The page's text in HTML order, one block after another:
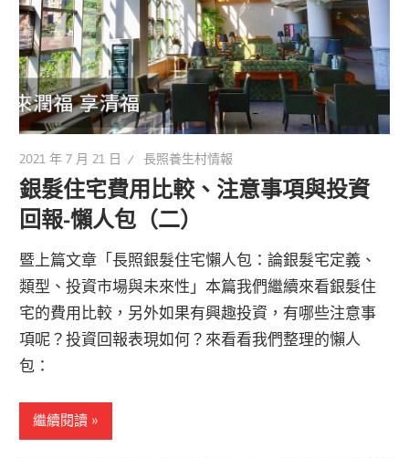
2021 年 7 月 21 日 長照養生村情報
銀髮住宅費用比較、注意事項與投資
回報-懶人包（二）
暨上篇文章「長照銀髮住宅懶人包：論銀髮宅定義、
類型、投資市場與未來性」本篇我們繼續來看銀髮住
宅的費用比較，另外如果有興趣投資，有哪些注意事
項呢？投資回報表現如何？來看看我們整理的懶人
包：
繼續閱讀